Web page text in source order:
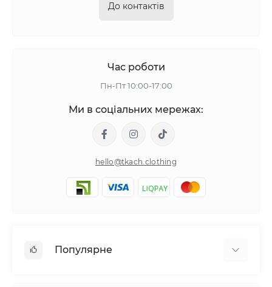
До контактів
Час роботи
Пн-Пт 10:00-17:00
Ми в соціальних мережах:
hello@tkach.clothing
Популярне